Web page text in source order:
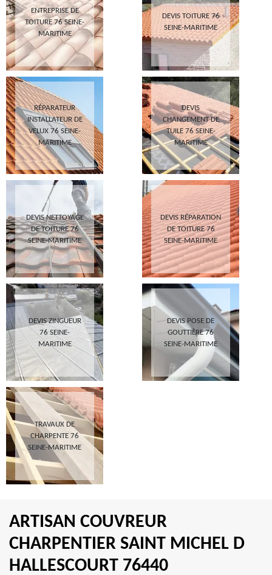
ENTREPRISE DE
TOITURE 76 SEINE-
MARITIME
DEVIS TOITURE 76
SEINE-MARITIME
RÉPARATEUR
INSTALLATEUR DE
VELUX 76 SEINE-
MARITIME
DEVIS
CHANGEMENT DE
TUILE 76 SEINE-
MARITIME
DEVIS NETTOYAGE
DE TOITURE 76
SEINE-MARITIME
DEVIS RÉPARATION
DE TOITURE 76
SEINE-MARITIME
DEVIS ZINGUEUR
76 SEINE-
MARITIME
DEVIS POSE DE
GOUTTIÈRE 76
SEINE-MARITIME
TRAVAUX DE
CHARPENTE 76
SEINE-MARITIME
ARTISAN COUVREUR
CHARPENTIER SAINT MICHEL D
HALLESCOURT 76440